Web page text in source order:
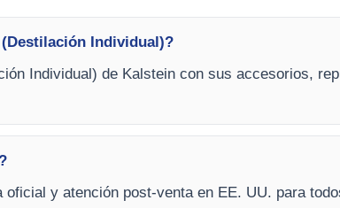
Individual)?
Individual) de Kalstein con sus accesorios,
y atención post-venta en EE. UU. para